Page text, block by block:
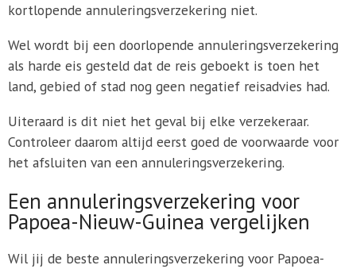
kortlopende annuleringsverzekering niet.
Wel wordt bij een doorlopende annuleringsverzekering
als harde eis gesteld dat de reis geboekt is toen het
land, gebied of stad nog geen negatief reisadvies had.
Uiteraard is dit niet het geval bij elke verzekeraar.
Controleer daarom altijd eerst goed de voorwaarde voor
het afsluiten van een annuleringsverzekering.
Een annuleringsverzekering voor
Papoea-Nieuw-Guinea vergelijken
Wil jij de beste annuleringsverzekering voor Papoea-